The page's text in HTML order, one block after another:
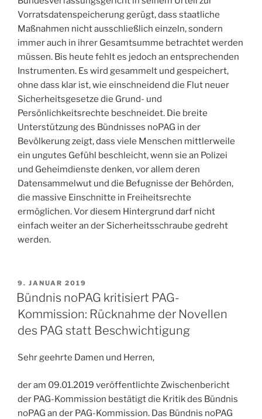
Vorratsdatenspeicherung gerügt, dass staatliche
Maßnahmen nicht ausschließlich einzeln, sondern
immer auch in ihrer Gesamtsumme betrachtet werden
müssen. Bis heute fehlt es jedoch an entsprechenden
Instrumenten. Es wird gesammelt und gespeichert,
ohne dass klar ist, wie einschneidend die Flut neuer
Sicherheitsgesetze die Grund- und
Persönlichkeitsrechte beschneidet. Die breite
Unterstützung des Bündnisses noPAG in der
Bevölkerung zeigt, dass viele Menschen mittlerweile
ein ungutes Gefühl beschleicht, wenn sie an Polizei
und Geheimdienste denken, vor allem deren
Datensammelwut und die Befugnisse der Behörden,
die massive Einschnitte in Freiheitsrechte
ermöglichen. Vor diesem Hintergrund darf nicht
einfach weiter an der Sicherheitsschraube gedreht
werden.
VERÖFFENTLICHT
AM
9. JANUAR 2019
Bündnis noPAG kritisiert PAG-
Kommission: Rücknahme der Novellen
des PAG statt Beschwichtigung
Sehr geehrte Damen und Herren,
der am 09.01.2019 veröffentlichte Zwischenbericht
der PAG-Kommission bestätigt die Kritik des Bündnis
noPAG an der PAG-Kommission. Das Bündnis noPAG